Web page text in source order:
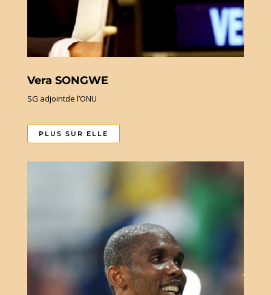
Vera SONGWE
SG adjointde l’ONU
PLUS SUR ELLE